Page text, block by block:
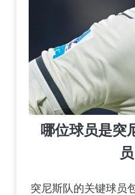
哪位球员是突
突尼斯队的关键球员